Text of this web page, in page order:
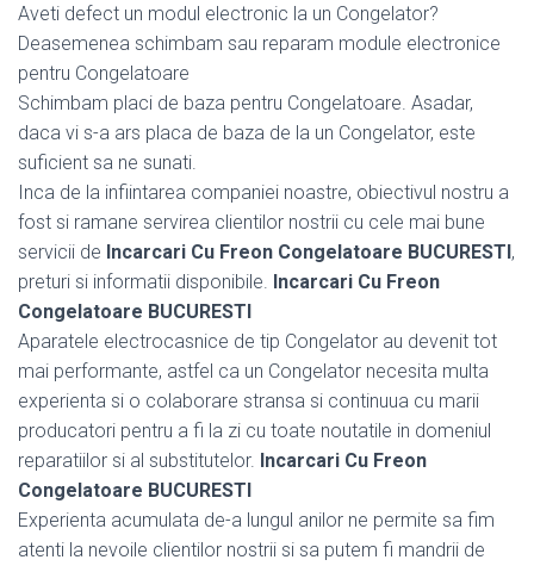
Aveti defect un modul electronic la un Congelator?
Deasemenea schimbam sau reparam module electronice
pentru Congelatoare
Schimbam placi de baza pentru Congelatoare. Asadar,
daca vi s-a ars placa de baza de la un Congelator, este
suficient sa ne sunati.
Inca de la infiintarea companiei noastre, obiectivul nostru a
fost si ramane servirea clientilor nostrii cu cele mai bune
servicii de Incarcari Cu Freon Congelatoare BUCURESTI,
preturi si informatii disponibile. Incarcari Cu Freon
Congelatoare BUCURESTI
Aparatele electrocasnice de tip Congelator au devenit tot
mai performante, astfel ca un Congelator necesita multa
experienta si o colaborare stransa si continuua cu marii
producatori pentru a fi la zi cu toate noutatile in domeniul
reparatiilor si al substitutelor. Incarcari Cu Freon
Congelatoare BUCURESTI
Experienta acumulata de-a lungul anilor ne permite sa fim
atenti la nevoile clientilor nostrii si sa putem fi mandrii de